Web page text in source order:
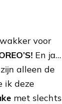
voor
En ja…
alleen de
ik deze
met slechts